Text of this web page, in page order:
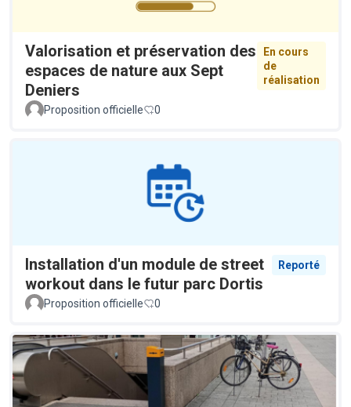
Valorisation et préservation des
espaces de nature aux Sept
Deniers
En cours
de
réalisation
Proposition officielle 0
Installation d'un module de street
workout dans le futur parc Dortis
Reporté
Proposition officielle 0